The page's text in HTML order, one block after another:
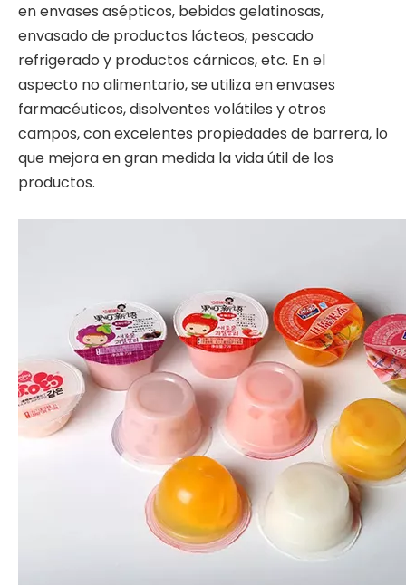
en envases asépticos, bebidas gelatinosas,
envasado de productos lácteos, pescado
refrigerado y productos cárnicos, etc. En el
aspecto no alimentario, se utiliza en envases
farmacéuticos, disolventes volátiles y otros
campos, con excelentes propiedades de barrera, lo
que mejora en gran medida la vida útil de los
productos.